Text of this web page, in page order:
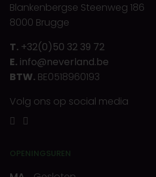
Blankenbergse Steenweg 186
8000 Brugge
T. +32(0)50 32 39 72
E. info@neverland.be
BTW. BE0518960193
Volg ons op social media
OPENINGSUREN